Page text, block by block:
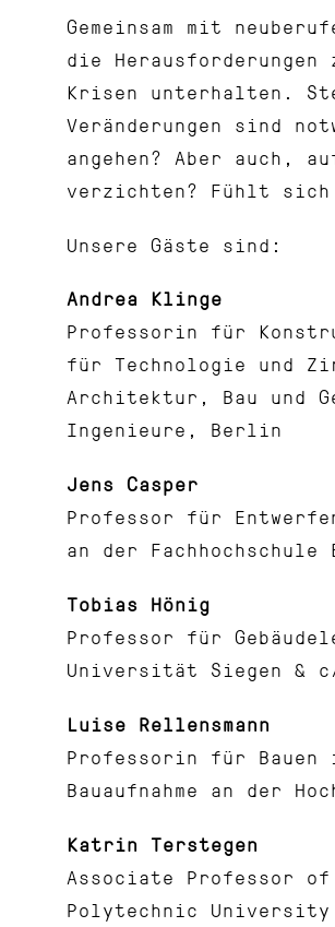
Gemeinsam mit
die
Krisen unterhalten.
Veränderungen sind
angehen? Aber auch,
verzichten? Fühlt
Unsere Gäste sind:
Andrea Klinge
Professorin für
für Technologie und
Architektur, Bau und
Ingenieure, Berlin
Jens Casper
Professor für
an der
Tobias Hönig
Professor für
Universität Siegen &
Luise Rellensmann
Professorin für Bauen
Bauaufnahme an der
Katrin Terstegen
Associate Professor
Polytechnic University